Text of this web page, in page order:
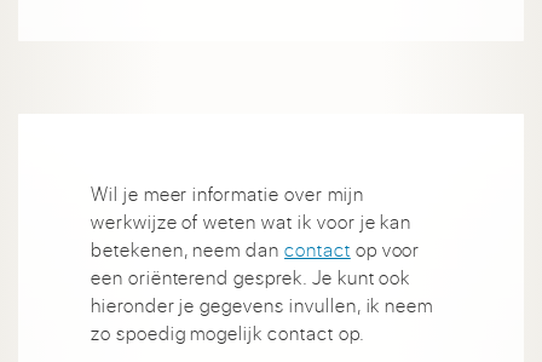
Wil je meer informatie over mijn
werkwijze of weten wat ik voor je kan
betekenen, neem dancontact op voor
een oriënterend gesprek. Je kunt ook
hieronder je gegevens invullen, ik neem
zo spoedig mogelijk contact op.